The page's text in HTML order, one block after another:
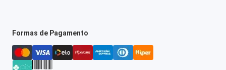
Formas de Pagamento